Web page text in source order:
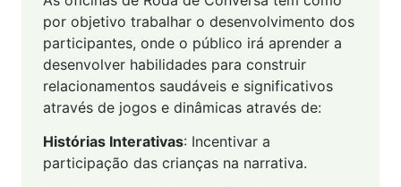
por objetivo trabalhar o desenvolvimento dos
participantes, onde o público irá aprender a
desenvolver habilidades para construir
relacionamentos saudáveis e significativos
através de jogos e dinâmicas através de:
Histórias Interativas: Incentivar a
participação das crianças na narrativa.